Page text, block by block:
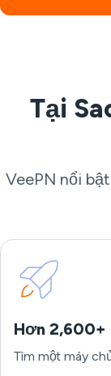
Tại
VeePN nổi
Hơn 2,600+
Tìm một máy